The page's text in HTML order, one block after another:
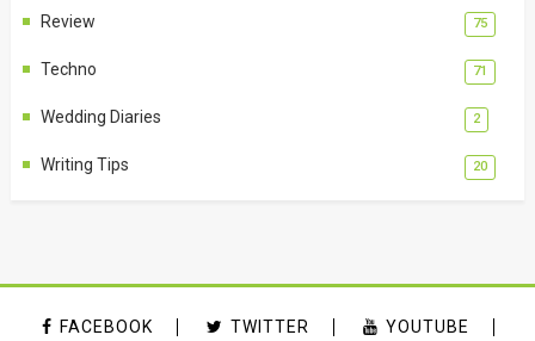
Review 75
Techno 71
Wedding Diaries 2
Writing Tips 20
FACEBOOK TWITTER YOUTUBE